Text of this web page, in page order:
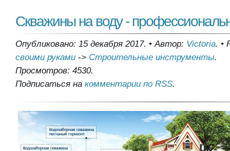
Скважины на воду -
Опубликовано: 15 декабря 2017. •Автор: Victoria. •
своими руками -> Строительные инструменты.
Просмотров: 4530.
Подписаться на комментарии по RSS.